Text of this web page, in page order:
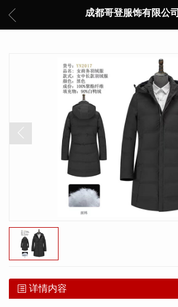
成都哥登服饰有限公司
详情内容